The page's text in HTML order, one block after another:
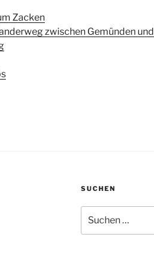
Zacken
zwischen Gemünden
SUCHEN
nach: